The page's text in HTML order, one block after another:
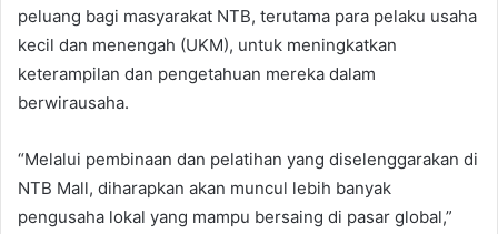
peluang bagi masyarakat NTB, terutama para pelaku usaha
kecil dan menengah (UKM), untuk meningkatkan
keterampilan dan pengetahuan mereka dalam
berwirausaha.
“Melalui pembinaan dan pelatihan yang diselenggarakan di
NTB Mall, diharapkan akan muncul lebih banyak
pengusaha lokal yang mampu bersaing di pasar global,”